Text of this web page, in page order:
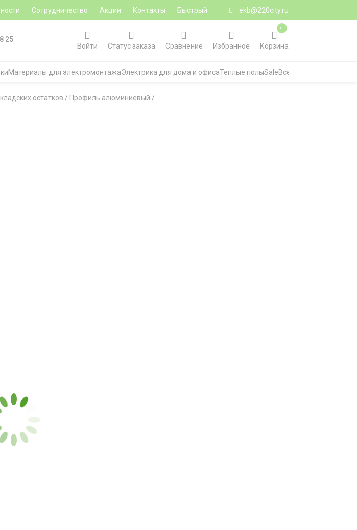
Сотрудничество Акции Контакты
Быстрый
ekb@220city.ru
25
Войти
Статус заказа Сравнение Избранное Корзина
0
Материалы для электромонтажаЭлектрика для дома и офисаТеплые полыSaleВсе категории
остатков / Профиль алюминиевый /